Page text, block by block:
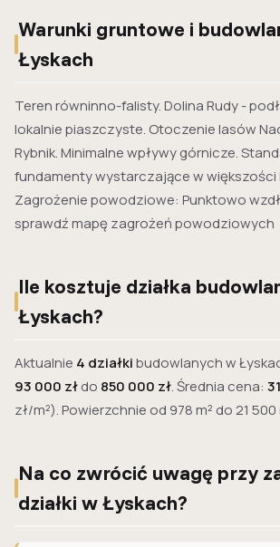
Warunki gruntowe i
Łyskach
Teren równinno-falisty. Dolina Rudy -
lokalnie piaszczyste. Otoczenie lasów
Rybnik. Minimalne wpływy górnicze.
fundamenty wystarczające w większości
Zagrożenie powodziowe: Punktowo
sprawdź mapę zagrożeń powodziowych
Ile kosztuje działka
Łyskach?
Aktualnie 4 działkibudowlanych w
93 000 złdo 850 000 zł. Średnia cena:
zł/m²). Powierzchnie od 978 m² do 21 500
Na co zwrócić uwagę przy
działki w Łyskach?